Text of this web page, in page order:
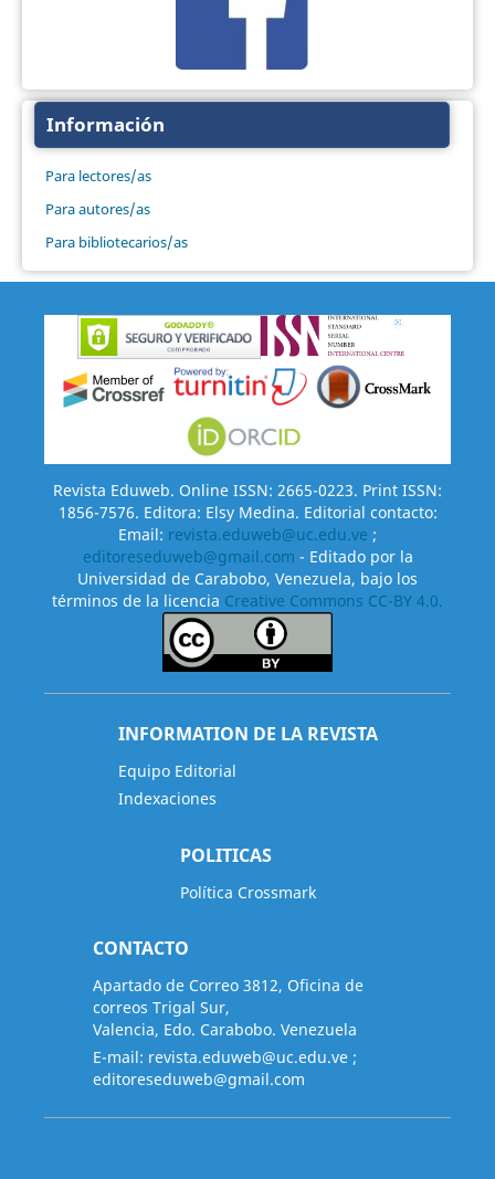
Información
Para lectores/as
Para autores/as
Para bibliotecarios/as
Revista Eduweb. Online ISSN: 2665-0223. Print ISSN:
1856-7576. Editora: Elsy Medina. Editorial contacto:
Email: revista.eduweb@uc.edu.ve ;
editoreseduweb@gmail.com - Editado por la
Universidad de Carabobo, Venezuela, bajo los
términos de la licencia Creative Commons CC-BY 4.0.
INFORMATION DE LA REVISTA
Equipo Editorial
Indexaciones
POLITICAS
Política Crossmark
CONTACTO
Apartado de Correo 3812, Oficina de
correos Trigal Sur,
Valencia, Edo. Carabobo. Venezuela
E-mail: revista.eduweb@uc.edu.ve ;
editoreseduweb@gmail.com